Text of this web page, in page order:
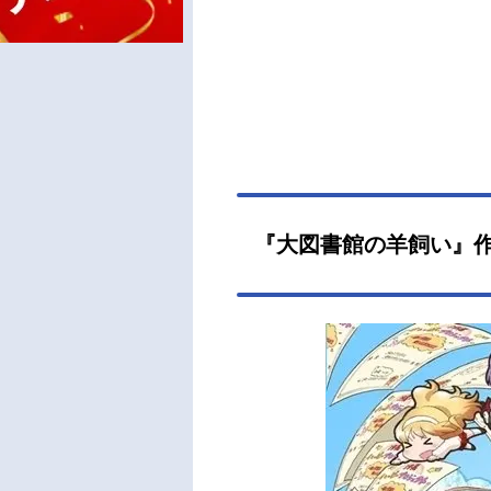
『大図書館の羊飼い』